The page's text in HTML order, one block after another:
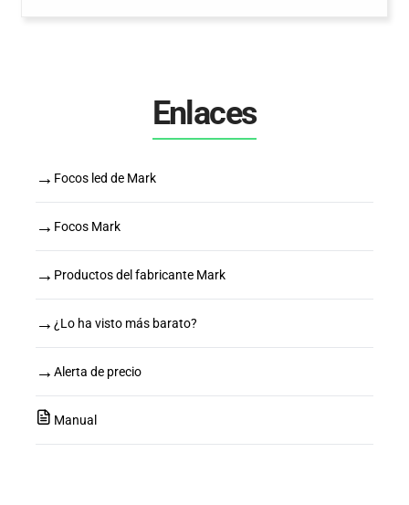
Enlaces
→ Focos led de Mark
→ Focos Mark
→ Productos del fabricante Mark
→ ¿Lo ha visto más barato?
→ Alerta de precio
Manual